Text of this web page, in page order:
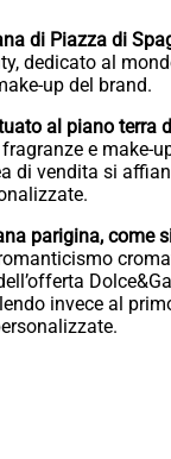
di Piazza di
dedicato al
up del brand.
al piano terra
e make-
di vendita si
parigina, come
invece al